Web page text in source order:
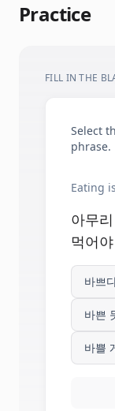
Practice
FILL IN THE
Select
phrase.
Eating
아무
먹어
바쁘
바쁜
바쁠